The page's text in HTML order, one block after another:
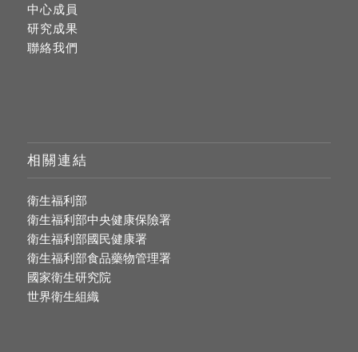
中心成員
研究成果
聯絡我們
相關連結
衛生福利部
衛生福利部中央健康保險署
衛生福利部國民健康署
衛生福利部食品藥物管理署
國家衛生研究院
世界衛生組織